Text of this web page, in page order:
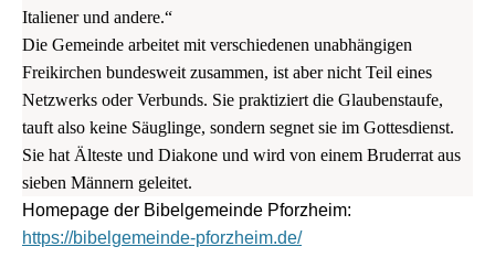
Italiener und andere.“
Die Gemeinde arbeitet mit verschiedenen unabhängigen
Freikirchen bundesweit zusammen, ist aber nicht Teil eines
Netzwerks oder Verbunds. Sie praktiziert die Glaubenstaufe,
tauft also keine Säuglinge, sondern segnet sie im Gottesdienst.
Sie hat Älteste und Diakone und wird von einem Bruderrat aus
sieben Männern geleitet.
Homepage der Bibelgemeinde Pforzheim:
https://bibelgemeinde-pforzheim.de/